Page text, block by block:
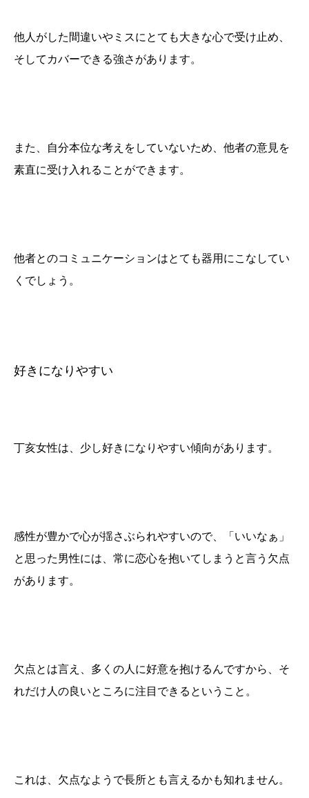
他人がした間違いやミスにとても大きな心で受け止め、
そしてカバーできる強さがあります。
また、自分本位な考えをしていないため、他者の意見を
素直に受け入れることができます。
他者とのコミュニケーションはとても器用にこなしてい
くでしょう。
好きになりやすい
丁亥女性は、少し好きになりやすい傾向があります。
感性が豊かで心が揺さぶられやすいので、「いいなぁ」
と思った男性には、常に恋心を抱いてしまうと言う欠点
があります。
欠点とは言え、多くの人に好意を抱けるんですから、そ
れだけ人の良いところに注目できるということ。
これは、欠点なようで長所とも言えるかも知れません。